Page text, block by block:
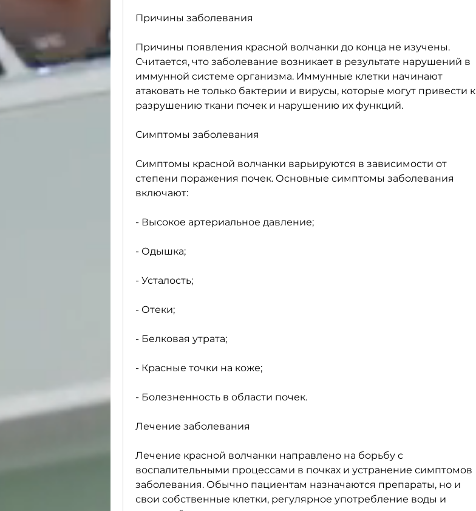
Причины заболевания
Причины появления красной волчанки до конца не изучены.
Считается, что заболевание возникает в результате нарушений в
иммунной системе организма. Иммунные клетки начинают
атаковать не только бактерии и вирусы, которые могут привести к
разрушению ткани почек и нарушению их функций.
Симптомы заболевания
Симптомы красной волчанки варьируются в зависимости от
степени поражения почек. Основные симптомы заболевания
включают:
- Высокое артериальное давление;
- Одышка;
- Усталость;
- Отеки;
- Белковая утрата;
- Красные точки на коже;
- Болезненность в области почек.
Лечение заболевания
Лечение красной волчанки направлено на борьбу с
воспалительными процессами в почках и устранение симптомов
заболевания. Обычно пациентам назначаются препараты, но и
свои собственные клетки, регулярное употребление воды и